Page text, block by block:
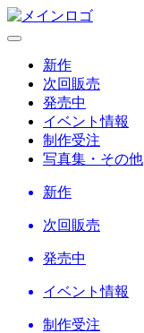
新作
次回販売
発売中
イベント情報
制作受注
写真集・その他
新作
次回販売
発売中
イベント情報
制作受注